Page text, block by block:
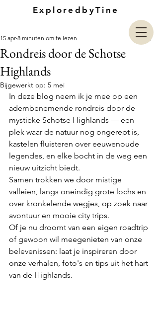
ExploredbyTine
Rondreis door de Schotse
Highlands
15 apr 8 minuten om te lezen
Bijgewerkt op: 5 mei
In deze blog neem ik je mee op een
adembenemende rondreis door de
mystieke Schotse Highlands — een
plek waar de natuur nog ongerept is,
kastelen fluisteren over eeuwenoude
legendes, en elke bocht in de weg een
nieuw uitzicht biedt.
Samen trokken we door mistige
valleien, langs oneindig grote lochs en
over kronkelende wegjes, op zoek naar
avontuur en mooie city trips.
Of je nu droomt van een eigen roadtrip
of gewoon wil meegenieten van onze
belevenissen: laat je inspireren door
onze verhalen, foto's en tips uit het hart
van de Highlands.